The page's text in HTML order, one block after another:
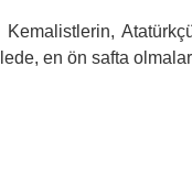
en ön safta